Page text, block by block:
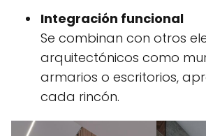
Integración funcional
Se combinan con otros
arquitectónicos como
armarios o escritorios,
cada rincón.